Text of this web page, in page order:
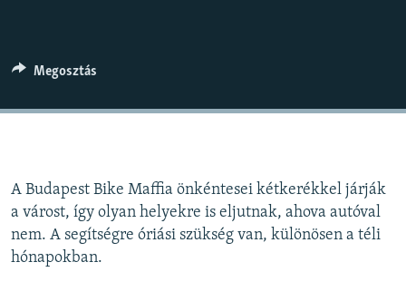
Megosztás
A Budapest Bike Maffia önkéntesei kétkerékkel járják
a várost, így olyan helyekre is eljutnak, ahova autóval
nem. A segítségre óriási szükség van, különösen a téli
hónapokban.